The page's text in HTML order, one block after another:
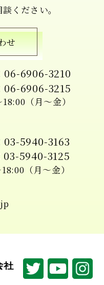
ください。
せ
06-6906-3210
06-6906-3215
（月〜金）
03-5940-3163
03-5940-3125
（月〜金）